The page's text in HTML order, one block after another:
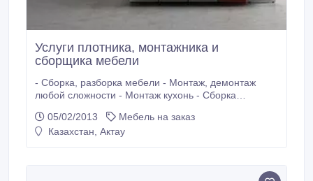
Услуги плотника, монтажника и
сборщика мебели
- Сборка, разборка мебели - Монтаж, демонтаж
любой сложности - Монтаж кухонь - Сборка
Услуги дизайнера по проектированию и расстановке
мебели в помещении - ИЗГОТОВЛЕНИЕ МЕБЕЛИ
05/02/2013
Мебель на заказ
Казахстан, Актау